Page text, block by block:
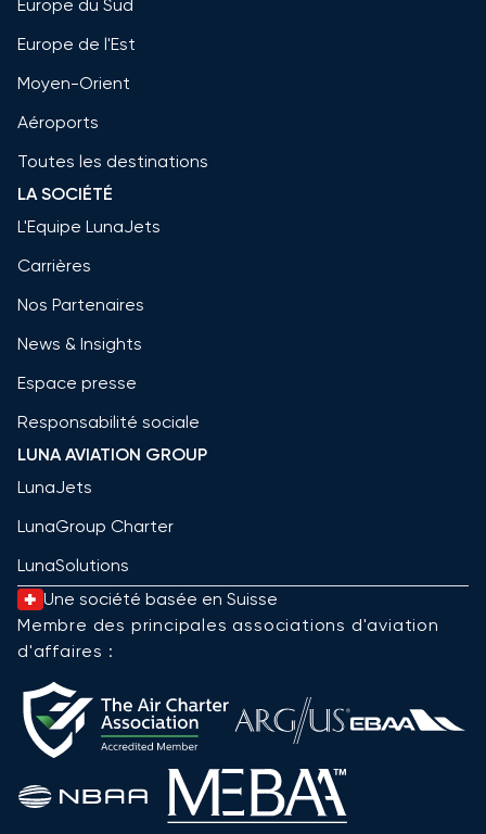
Europe du Sud
Europe de l'Est
Moyen-Orient
Aéroports
Toutes les destinations
LA SOCIÉTÉ
L'Equipe LunaJets
Carrières
Nos Partenaires
News & Insights
Espace presse
Responsabilité sociale
LUNA AVIATION GROUP
LunaJets
LunaGroup Charter
LunaSolutions
Une société basée en Suisse
Membre des principales associations d'aviation
d'affaires :